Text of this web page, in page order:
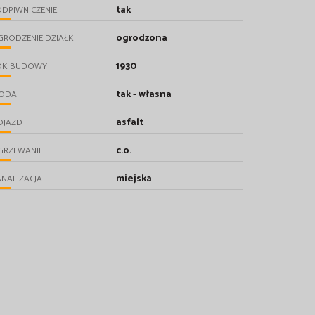
tak
DZIAŁKI ogrodzona
BUDOWY 1930
tak - własna
asfalt
c.o.
miejska